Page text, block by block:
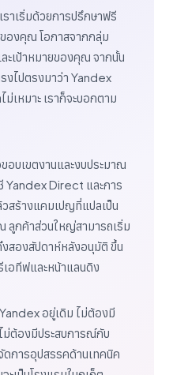
ราเริ่มด้วยการปรึกษาฟรี
องคุณ โอกาสจากกลุ่ม
ะเป้าหมายของคุณ จากนั้น
งไปตรงมาว่า Yandex
เหมาะ เราก็จะบอกตาม
ขอบเขตงานและงบประมาณ
Direct และการ
สร้างแคมเปญที่แปลเป็น
ลูกค้าส่วนใหญ่สามารถเริ่ม
สองสัปดาห์หลังอนุมัติ ขึ้น
อทีฟและหน้าแลนดิง
อยู่เดิม ไม่ต้องมี
ม่ต้องมีประสบการณ์กับ
การอุปสรรคด้านเทคนิค